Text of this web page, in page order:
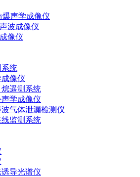
爆声学成像仪
波成像仪
像仪
统
像仪
遥测系统
学成像仪
气体泄漏检测仪
监测系统
导光谱仪